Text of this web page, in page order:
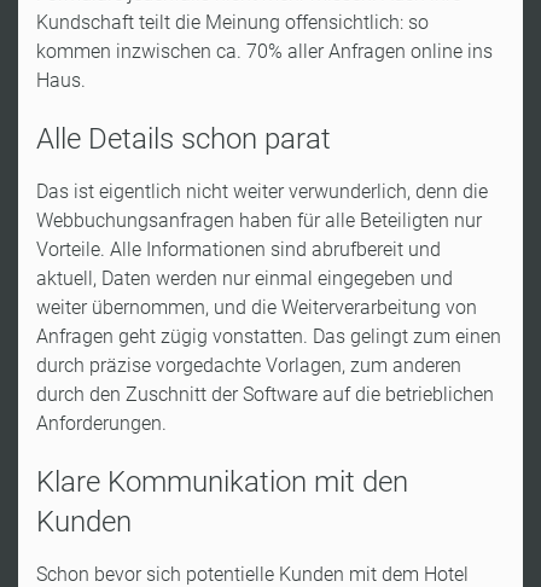
Kundschaft teilt die Meinung offensichtlich: so
kommen inzwischen ca. 70% aller Anfragen online ins
Haus.
Alle Details schon parat
Das ist eigentlich nicht weiter verwunderlich, denn die
Webbuchungsanfragen haben für alle Beteiligten nur
Vorteile. Alle Informationen sind abrufbereit und
aktuell, Daten werden nur einmal eingegeben und
weiter übernommen, und die Weiterverarbeitung von
Anfragen geht zügig vonstatten. Das gelingt zum einen
durch präzise vorgedachte Vorlagen, zum anderen
durch den Zuschnitt der Software auf die betrieblichen
Anforderungen.
Klare Kommunikation mit den
Kunden
Schon bevor sich potentielle Kunden mit dem Hotel